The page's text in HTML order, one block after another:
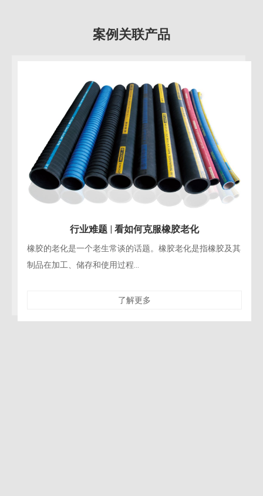
案例关联产品
行业难题 | 看如何克服橡胶老化
橡胶的老化是一个老生常谈的话题。橡胶老化是指橡胶及其
制品在加工、储存和使用过程...
了解更多